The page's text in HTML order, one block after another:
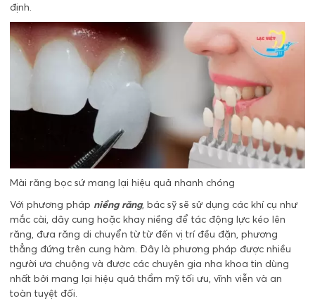
định.
Mài răng bọc sứ mang lại hiệu quả nhanh chóng
Với phương pháp niềng răng, bác sỹ sẽ sử dụng các khí cụ như
mắc cài, dây cung hoặc khay niềng để tác động lực kéo lên
răng, đưa răng di chuyển từ từ đến vị trí đều đặn, phương
thẳng đứng trên cung hàm. Đây là phương pháp được nhiều
người ưa chuộng và được các chuyên gia nha khoa tin dùng
nhất bởi mang lại hiệu quả thẩm mỹ tối ưu, vĩnh viễn và an
toàn tuyệt đối.